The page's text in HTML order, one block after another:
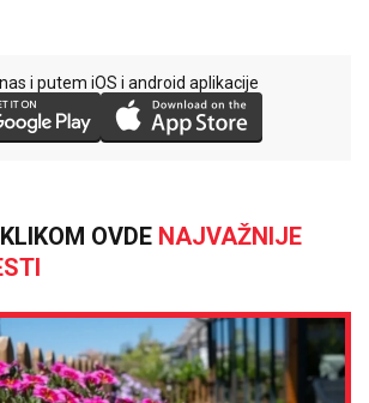
i putem iOS i android aplikacije
OVDE NAJVAŽNIJE